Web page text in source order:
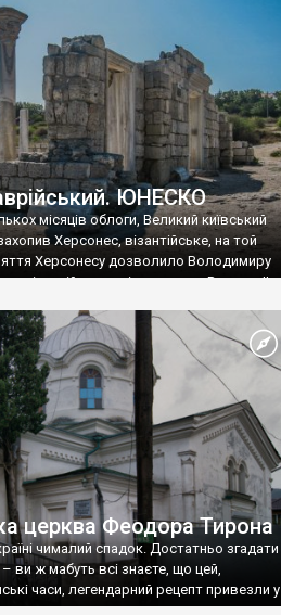
Раритети викрадені з фондів об’єкту
ЮНЕСКО «Херсонеса Таврійського».
«Золото Візантії», але експерти та
це лише […]
ЮНЕСКО
місяців облоги, Великий київський
Херсонес, візантійське, на той
Херсонесу дозволило Володимиру
візантійському імператору Василю ІІ,
язичник, став Василем-
було Хрещення Русі. На честь
названо місто […]
церква Феодора Тирона
чималий спадок. Достатньо згадати
– ви ж мабуть всі знаєте, що цей,
часи, легендарний рецепт привезли у